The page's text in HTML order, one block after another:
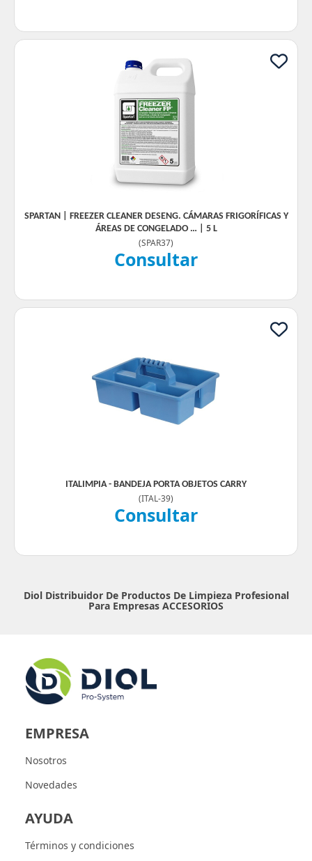
SPARTAN | FREEZER CLEANER DESENG. CÁMARAS FRIGORÍFICAS Y
ÁREAS DE CONGELADO … | 5 L
(SPAR37)
Consultar
ITALIMPIA - BANDEJA PORTA OBJETOS CARRY
(ITAL-39)
Consultar
Diol Distribuidor De Productos De Limpieza Profesional
Para Empresas ACCESORIOS
EMPRESA
Nosotros
Novedades
AYUDA
Términos y condiciones